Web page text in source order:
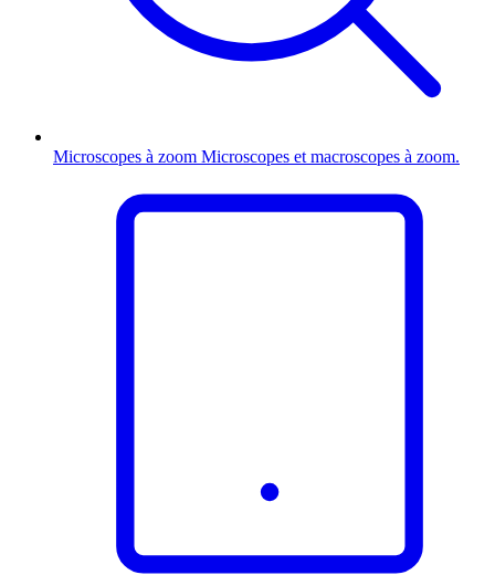
Microscopes à zoom Microscopes et macroscopes à zoom.